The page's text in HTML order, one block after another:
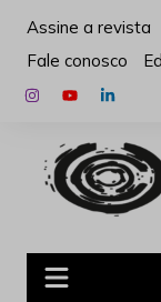
para
conteúdo
Assine a revista
Fale conosco